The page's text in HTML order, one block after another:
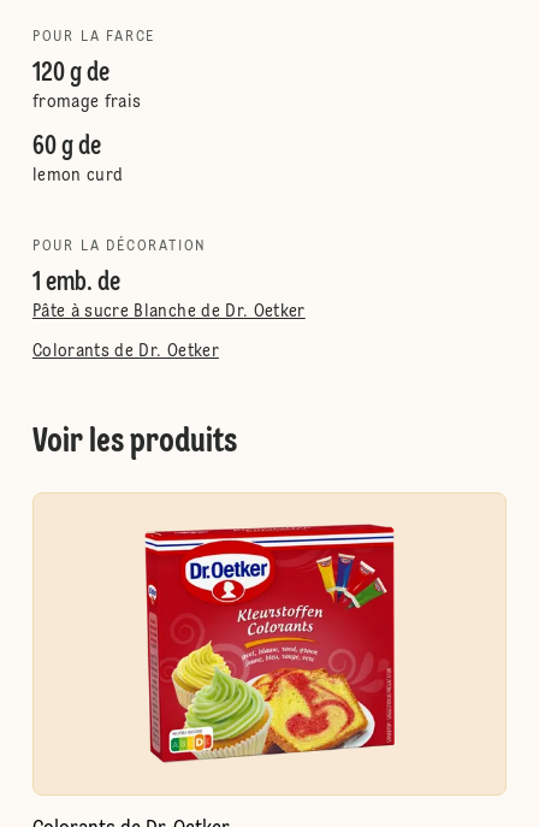
POUR LA FARCE
120 g de
fromage frais
60 g de
lemon curd
POUR LA DÉCORATION
1 emb. de
Pâte à sucre Blanche de Dr. Oetker
Colorants de Dr. Oetker
Voir les produits